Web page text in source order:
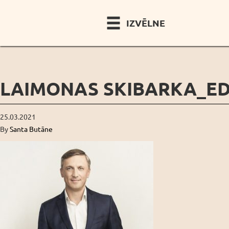
IZVĒLNE
LAIMONAS
25.03.2021
BySanta Butāne